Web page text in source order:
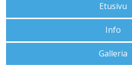
Etusivu
Info
Galleria